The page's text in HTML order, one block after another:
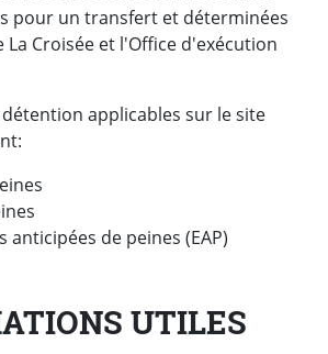
pour un transfert et déterminées
La Croisée et l'Office d'exécution
applicables sur le site
anticipées de peines (EAP)
UTILES